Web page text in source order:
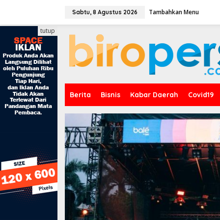
k
e
Sabtu, 8 Agustus 2026 Tambahkan Menu
Berita Bisnis Kabar Daerah Covid19
tutup